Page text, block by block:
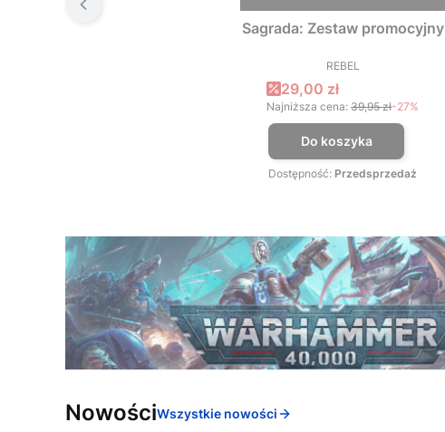
Sagrada: Zestaw promocyjny
PRODUCENT
REBEL
Cena promocyjna
29,00 zł
Najniższa cena: 39,95 zł-27%
Do koszyka
Dostępność: Przedsprzedaż
NowościWszystkie nowości